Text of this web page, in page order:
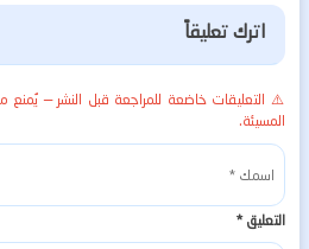
اترك تعليقاً
⚠️ التعليقات خاضعة للمراجعة قبل النشر — يُمنع
المسيئة.
التعليق*